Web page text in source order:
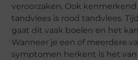
veroorzaken. Ook
tandvlees is rood tandvlees.
gaat dit vaak boelen en het
Wanneer je een of meerdere
symptomen herkent is het van